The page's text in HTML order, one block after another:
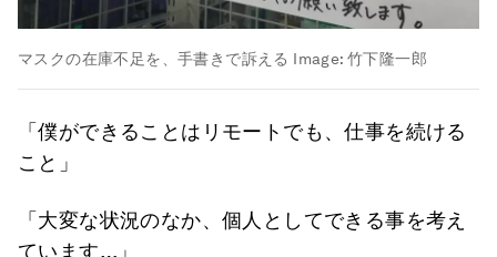
マスクの在庫不足を、手書きで訴える Image:竹下隆一郎
「僕ができることはリモートでも、仕事を続ける
こと」
「大変な状況のなか、個人としてできる事を考え
ています…」